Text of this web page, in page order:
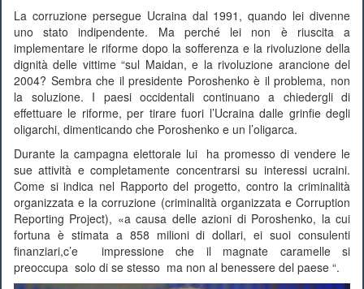
La corruzione persegue Ucraina dal 1991, quando lei divenne
uno stato indipendente. Ma perché lei non è riuscita a
implementare le riforme dopo la sofferenza e la rivoluzione della
dignità delle vittime “sul Maidan, e la rivoluzione arancione del
2004? Sembra che il presidente Poroshenko è il problema, non
la soluzione. I paesi occidentali continuano a chiedergli di
effettuare le riforme, per tirare fuori l’Ucraina dalle grinfie degli
oligarchi, dimenticando che Poroshenko e un l’oligarca.
Durante la campagna elettorale lui ha promesso di vendere le
sue attività e completamente concentrarsi su interessi ucraini.
Come si indica nel Rapporto del progetto, contro la criminalità
organizzata e la corruzione (criminalità organizzata e Corruption
Reporting Project), «a causa delle azioni di Poroshenko, la cui
fortuna è stimata a 858 milioni di dollari, ei suoi consulenti
finanziari,c’e impressione che il magnate caramelle si
preoccupa solo di se stesso ma non al benessere del paese “.